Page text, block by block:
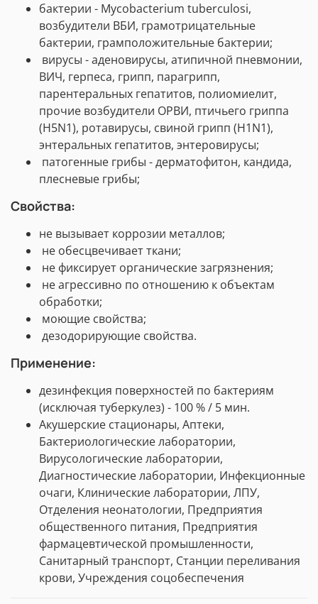
бактерии - Mycobacterium tuberculosi,
возбудители ВБИ, грамотрицательные
бактерии, грамположительные бактерии;
вирусы - аденовирусы, атипичной пневмонии,
ВИЧ, герпеса, грипп, парагрипп,
парентеральных гепатитов, полиомиелит,
прочие возбудители ОРВИ, птичьего гриппа
(H5N1), ротавирусы, свиной грипп (H1N1),
энтеральных гепатитов, энтеровирусы;
патогенные грибы - дерматофитон, кандида,
плесневые грибы;
Свойства:
не вызывает коррозии металлов;
не обесцвечивает ткани;
не фиксирует органические загрязнения;
не агрессивно по отношению к объектам
обработки;
моющие свойства;
дезодорирующие свойства.
Применение:
дезинфекция поверхностей по бактериям
(исключая туберкулез) - 100 % / 5 мин.
Акушерские стационары, Аптеки,
Бактериологические лаборатории,
Вирусологические лаборатории,
Диагностические лаборатории, Инфекционные
очаги, Клинические лаборатории, ЛПУ,
Отделения неонатологии, Предприятия
общественного питания, Предприятия
фармацевтической промышленности,
Санитарный транспорт, Станции переливания
крови, Учреждения соцобеспечения